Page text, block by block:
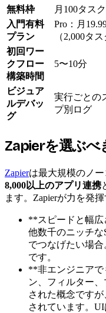
無料枠
月100タスク
入門有料
プラン
Pro：月
（2,000タス
初回ワー
クフロー
構築時間
5〜10分
ビジュア
ルデバッ
グ
実行ごとの
プ別ログ
Zapierを選ぶべ
Zapierは最大規模のノー
8,000以上のアプリ連携
ます。Zapierが力を発
**スピードと幅広
他数千のニッチな
でつなげたい場
です。
**非エンジニア
ン、フィルター
された概念です
されています。